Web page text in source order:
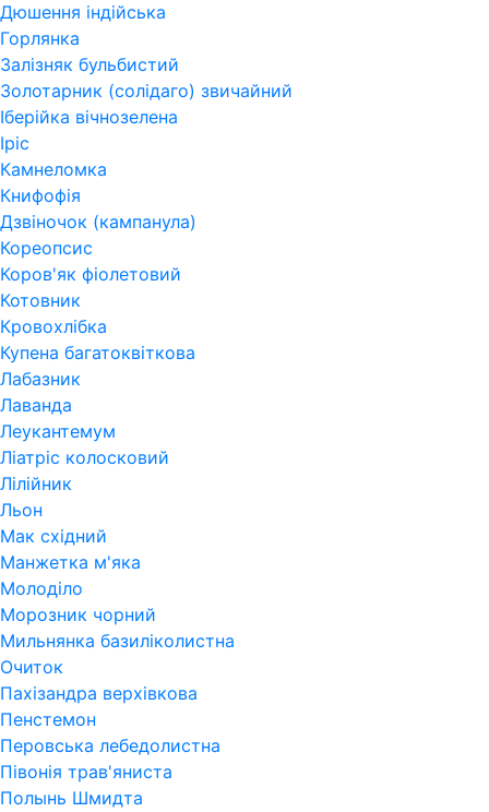
Дюшення індійська
Горлянка
Залізняк бульбистий
Золотарник (солідаго) звичайний
Іберійка вічнозелена
Іріс
Камнеломка
Книфофія
Дзвіночок (кампанула)
Кореопсис
Коров'як фіолетовий
Котовник
Кровохлібка
Купена багатоквіткова
Лабазник
Лаванда
Леукантемум
Ліатріс колосковий
Лілійник
Льон
Мак східний
Манжетка м'яка
Молоділо
Морозник чорний
Мильнянка базиліколистна
Очиток
Пахізандра верхівкова
Пенстемон
Перовська лебедолистна
Півонія трав'яниста
Полынь Шмидта